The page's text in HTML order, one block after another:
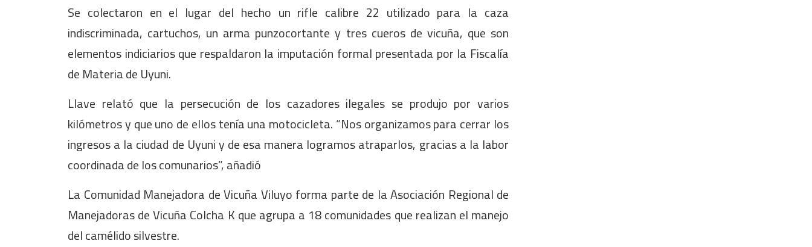
Se colectaron en el lugar del hecho un rifle calibre 22 utilizado para la caza
indiscriminada, cartuchos, un arma punzocortante y tres cueros de vicuña, que son
elementos indiciarios que respaldaron la imputación formal presentada por la Fiscalía
de Materia de Uyuni.
Llave relató que la persecución de los cazadores ilegales se produjo por varios
kilómetros y que uno de ellos tenía una motocicleta. “Nos organizamos para cerrar los
ingresos a la ciudad de Uyuni y de esa manera logramos atraparlos, gracias a la labor
coordinada de los comunarios”, añadió
La Comunidad Manejadora de Vicuña Viluyo forma parte de la Asociación Regional de
Manejadoras de Vicuña Colcha K que agrupa a 18 comunidades que realizan el manejo
del camélido silvestre.